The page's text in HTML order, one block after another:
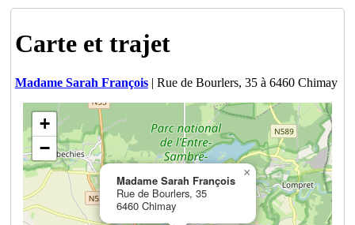
Carte et trajet
Madame Sarah François| Rue de Bourlers, 35 à 6460 Chimay
Madame Sarah François
Rue de Bourlers, 35
6460 Chimay
×
+
−